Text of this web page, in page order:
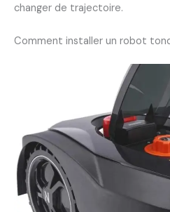
changer de trajectoire.
Comment installer un robot